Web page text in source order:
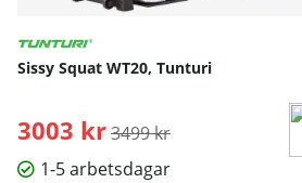
Sissy Squat WT20, Tunturi
3003 kr Ordinarie pris:
3499 kr
1-5 arbetsdagar